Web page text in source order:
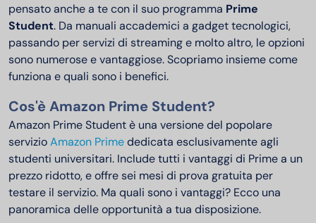
pensato anche a te con il suo programma Prime
Student. Da manuali accademici a gadget tecnologici,
passando per servizi di streaming e molto altro, le opzioni
sono numerose e vantaggiose. Scopriamo insieme come
funziona e quali sono i benefici.
Cos'è Amazon Prime Student?
Amazon Prime Student è una versione del popolare
servizioAmazon Primededicata esclusivamente agli
studenti universitari. Include tutti i vantaggi di Prime a un
prezzo ridotto, e offre sei mesi di prova gratuita per
testare il servizio. Ma quali sono i vantaggi? Ecco una
panoramica delle opportunità a tua disposizione.